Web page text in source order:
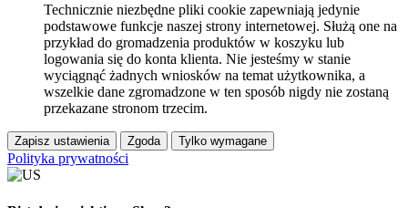
Technicznie niezbędne pliki cookie zapewniają jedynie
podstawowe funkcje naszej strony internetowej. Służą one na
przykład do gromadzenia produktów w koszyku lub
logowania się do konta klienta. Nie jesteśmy w stanie
wyciągnąć żadnych wniosków na temat użytkownika, a
wszelkie dane zgromadzone w ten sposób nigdy nie zostaną
przekazane stronom trzecim.
Zapisz ustawienia Zgoda Tylko wymagane
Polityka prywatności